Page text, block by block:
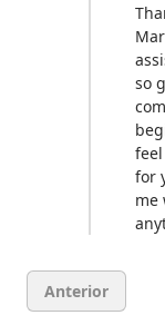
so
for
me
Anterior